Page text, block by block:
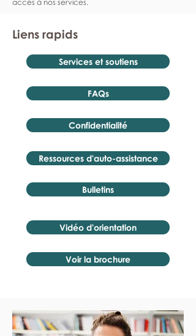
accès à nos services.
Liens rapids
Services et soutiens
FAQs
Confidentialité
Ressources d'auto-assistance
Bulletins
Vidéo d'orientation
Voir la brochure